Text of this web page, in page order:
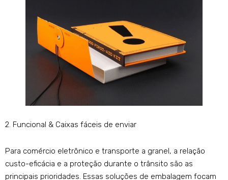
2. Funcional & Caixas fáceis de enviar
Para comércio eletrônico e transporte a granel, a relação
custo-eficácia e a proteção durante o trânsito são as
principais prioridades. Essas soluções de embalagem focam